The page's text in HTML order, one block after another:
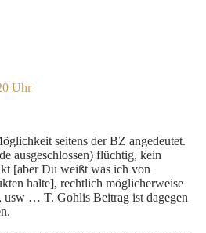
Uhr
seitens der BZ angedeutet.
ausgeschlossen) flüchtig, kein
[aber Du weißt was ich von
halte], rechtlich möglicherweise
usw … T. Gohlis Beitrag ist dagegen